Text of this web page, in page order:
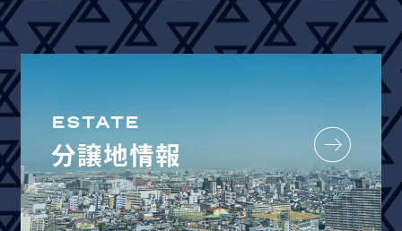
ESTATE
分譲地情報